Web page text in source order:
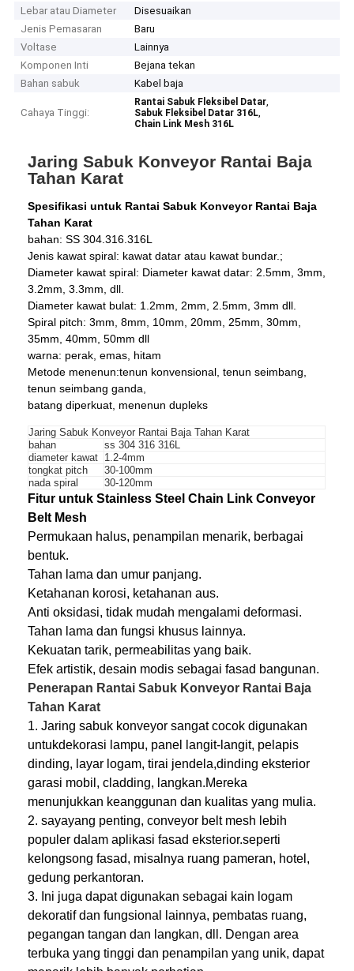
Rumah
Produk
Tentang kita
Lebar atau Diameter
Disesuaikan
Jenis Pemasaran
Baru
Voltase
Lainnya
Komponen Inti
Bejana tekan
Bahan sabuk
Kabel baja
Cahaya Tinggi:
Rantai Sabuk Fleksibel Datar,
Sabuk Fleksibel Datar 316L,
Chain Link Mesh 316L
Jaring Sabuk Konveyor Rantai Baja
Tahan Karat
Spesifikasi untuk Rantai Sabuk Konveyor Rantai Baja
Tahan Karat
bahan: SS 304.316.316L
Jenis kawat spiral: kawat datar atau kawat bundar.;
Diameter kawat spiral: Diameter kawat datar: 2.5mm, 3mm,
3.2mm, 3.3mm, dll.
Diameter kawat bulat: 1.2mm, 2mm, 2.5mm, 3mm dll.
Spiral pitch: 3mm, 8mm, 10mm, 20mm, 25mm, 30mm,
35mm, 40mm, 50mm dll
warna: perak, emas, hitam
Metode menenun:tenun konvensional, tenun seimbang,
tenun seimbang ganda,
batang diperkuat, menenun dupleks
Jaring Sabuk Konveyor Rantai Baja Tahan Karat
bahan
ss 304 316 316L
diameter kawat 1.2-4mm
tongkat pitch
30-100mm
nada spiral
30-120mm
Fitur untuk Stainless Steel Chain Link Conveyor
Belt Mesh
Permukaan halus, penampilan menarik, berbagai
bentuk.
Tahan lama dan umur panjang.
Ketahanan korosi, ketahanan aus.
Anti oksidasi, tidak mudah mengalami deformasi.
Tahan lama dan fungsi khusus lainnya.
Kekuatan tarik, permeabilitas yang baik.
Efek artistik, desain modis sebagai fasad bangunan.
Penerapan Rantai Sabuk Konveyor Rantai Baja
Tahan Karat
1. Jaring sabuk konveyor sangat cocok digunakan
untukdekorasi lampu, panel langit-langit, pelapis
dinding, layar logam, tirai jendela,dinding eksterior
garasi mobil , cladding, langkan.Mereka
menunjukkan keanggunan dan kualitas yang mulia.
2. sayayang penting, conveyor belt mesh lebih
populer dalam aplikasi fasad eksterior.seperti
kelongsong fasad, misalnya ruang pameran, hotel,
gedung perkantoran.
3. Ini juga dapat digunakan sebagai kain logam
dekoratif dan fungsional lainnya, pembatas ruang,
pegangan tangan dan langkan, dll. Dengan area
terbuka yang tinggi dan penampilan yang unik, dapat